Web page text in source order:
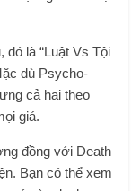
đó là “Luật Vs Tội
dù Psycho-
cả hai theo
giá.
đồng với Death
Bạn có thể xem